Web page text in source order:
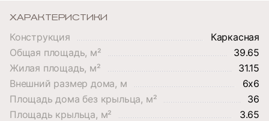
ХАРАКТЕРИСТИКИ
Конструкция
Каркасная
Общая площадь, м²
39.65
Жилая площадь, м²
31.15
Внешний размер дома, м
6х6
Площадь дома без крыльца, м²
36
Площадь крыльца, м²
3.65